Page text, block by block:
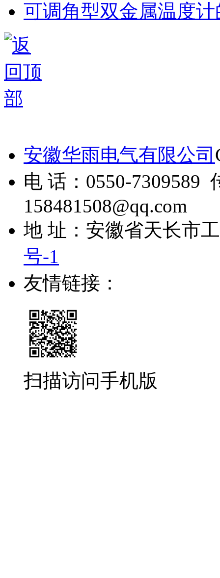
可调角型双金属温度
安徽华雨电气有限公司
电 话：0550-7309589
158481508@qq.com
地 址：安徽省天长市
号-1
友情链接：
扫描访问手机版